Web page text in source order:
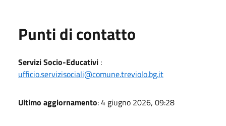
Punti di contatto
Servizi Socio-Educativi :
ufficio.servizisociali@comune.treviolo.bg.it
Ultimo aggiornamento: 4 giugno 2026, 09:28